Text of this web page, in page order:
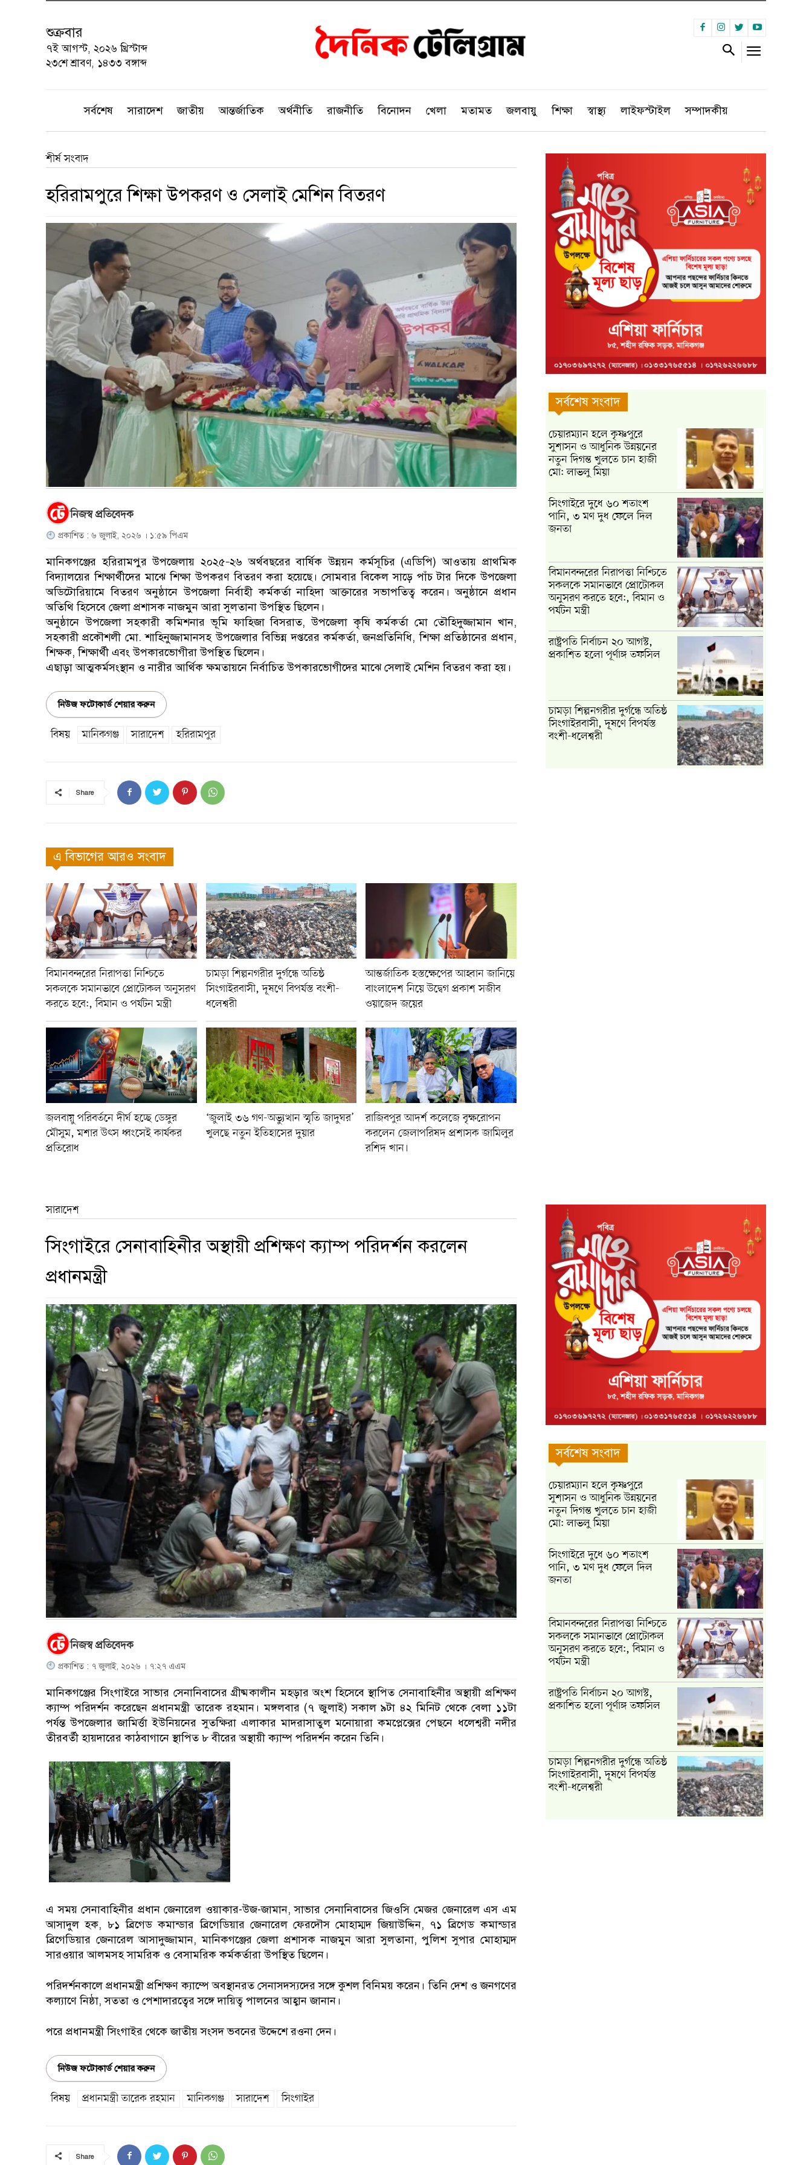
শুক্রবার
৭ই আগস্ট, ২০২৬ খ্রিস্টাব্দ
২৩শে শ্রাবণ, ১৪৩৩ বঙ্গাব্দ
সর্বশেষ সারাদেশ জাতীয় আন্তর্জাতিক অর্থনীতি রাজনীতি বিনোদন খেলা মতামত জলবায়ু শিক্ষা স্বাস্থ্য লাইফস্টাইল সম্পাদকীয়
শীর্ষ সংবাদ
হরিরামপুরে শিক্ষা উপকরণ ও সেলাই মেশিন বিতরণ
নিজস্ব প্রতিবেদক
প্রকাশিত : ৬ জুলাই, ২০২৬ । ১:৫৯ পিএম
মানিকগঞ্জের হরিরামপুর উপজেলায় ২০২৫–২৬ অর্থবছরের বার্ষিক উন্নয়ন কর্মসূচির (এডিপি) আওতায় প্রাথমিক
বিদ্যালয়ের শিক্ষার্থীদের মাঝে শিক্ষা উপকরণ বিতরণ করা হয়েছে। সোমবার বিকেল সাড়ে পাঁচ টার দিকে উপজেলা
অডিটোরিয়ামে বিতরণ অনুষ্ঠানে উপজেলা নির্বাহী কর্মকর্তা নাহিদা আক্তারের সভাপতিত্ব করেন। অনুষ্ঠানে প্রধান
অতিথি হিসেবে জেলা প্রশাসক নাজমুন আরা সুলতানা উপস্থিত ছিলেন।
অনুষ্ঠানে উপজেলা সহকারী কমিশনার ভূমি ফাহিজা বিসরাত, উপজেলা কৃষি কর্মকর্তা মো তৌহিদুজ্জামান খান,
সহকারী প্রকৌশলী মো. শাহিনুজ্জামানসহ উপজেলার বিভিন্ন দপ্তরের কর্মকর্তা, জনপ্রতিনিধি, শিক্ষা প্রতিষ্ঠানের প্রধান,
শিক্ষক, শিক্ষার্থী এবং উপকারভোগীরা উপস্থিত ছিলেন।
এছাড়া আত্মকর্মসংস্থান ও নারীর আর্থিক ক্ষমতায়নে নির্বাচিত উপকারভোগীদের মাঝে সেলাই মেশিন বিতরণ করা হয়।
নিউজ ফটোকার্ড শেয়ার করুন
বিষয় মানিকগঞ্জ সারাদেশ হরিরামপুর
Share
এ বিভাগের আরও সংবাদ
বিমানবন্দরের নিরাপত্তা নিশ্চিতে
সকলকে সমানভাবে প্রোটোকল অনুসরণ
করতে হবে:, বিমান ও পর্যটন মন্ত্রী
চামড়া শিল্পনগরীর দুর্গন্ধে অতিষ্ঠ
সিংগাইরবাসী, দূষণে বিপর্যস্ত বংশী-
ধলেশ্বরী
আন্তর্জাতিক হস্তক্ষেপের আহ্বান জানিয়ে
বাংলাদেশ নিয়ে উদ্বেগ প্রকাশ সজীব
ওয়াজেদ জয়ের
জলবায়ু পরিবর্তনে দীর্ঘ হচ্ছে ডেঙ্গুর
মৌসুম, মশার উৎস ধ্বংসেই কার্যকর
প্রতিরোধ
‘জুলাই ৩৬ গণ-অভ্যুত্থান স্মৃতি জাদুঘর’
খুলছে নতুন ইতিহাসের দুয়ার
রাজিবপুর আদর্শ কলেজে বৃক্ষরোপন
করলেন জেলাপরিষদ প্রশাসক জামিলুর
রশিদ খান।
সর্বশেষ সংবাদ
চেয়ারম্যান হলে কৃষ্ণপুরে
সুশাসন ও আধুনিক উন্নয়নের
নতুন দিগন্ত খুলতে চান হাজী
মো: লাভলু মিয়া
সিংগাইরে দুধে ৬০ শতাংশ
পানি, ৩ মণ দুধ ফেলে দিল
জনতা
বিমানবন্দরের নিরাপত্তা নিশ্চিতে
সকলকে সমানভাবে প্রোটোকল
অনুসরণ করতে হবে:, বিমান ও
পর্যটন মন্ত্রী
রাষ্ট্রপতি নির্বাচন ২০ আগস্ট,
প্রকাশিত হলো পূর্ণাঙ্গ তফসিল
চামড়া শিল্পনগরীর দুর্গন্ধে অতিষ্ঠ
সিংগাইরবাসী, দূষণে বিপর্যস্ত
বংশী-ধলেশ্বরী